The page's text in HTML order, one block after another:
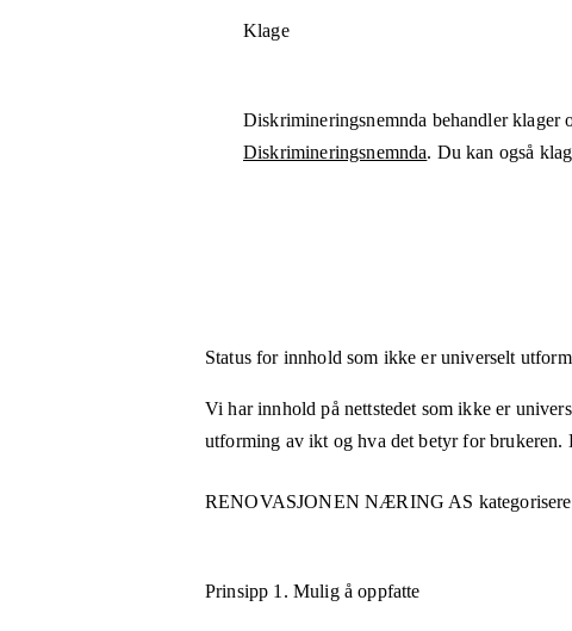
Klage
Diskrimineringsnemnda behandler
Diskrimineringsnemnda. Du kan også
Status for innhold som ikke er universelt
Vi har innhold på nettstedet som ikke er
utforming av ikt og hva det betyr for brukeren.
RENOVASJONEN NÆRING AS
Prinsipp 1. Mulig å oppfatte